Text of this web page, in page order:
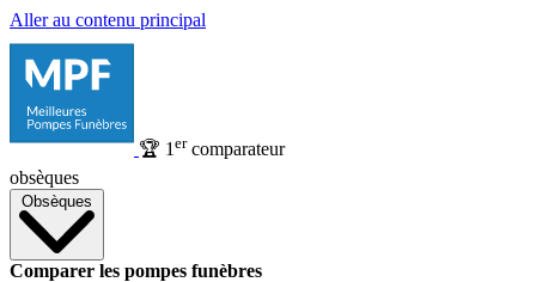
Aller au contenu principal
🏆 1 ercomparateur
obsèques
Obsèques
Comparer les pompes funèbres